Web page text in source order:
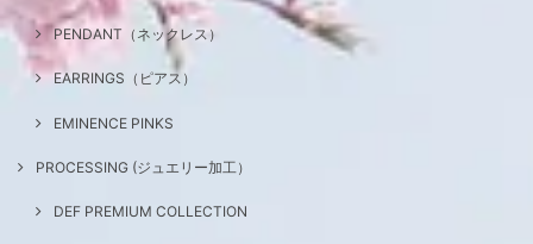
PENDANT（ネックレス）
EARRINGS（ピアス）
EMINENCE PINKS
PROCESSING (ジュエリー加工）
DEF PREMIUM COLLECTION